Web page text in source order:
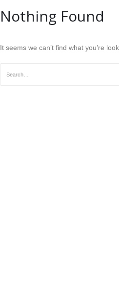
Nothing Found
It seems we can’t find what you’re